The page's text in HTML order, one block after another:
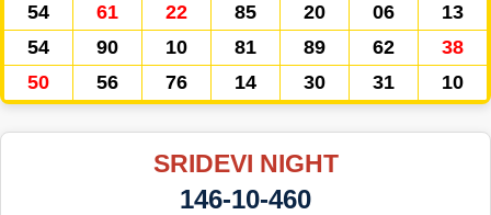
54
61 22 85 20 06
13
54
90 10 81 89 62
38
50
56 76 14 30 31 10
SRIDEVI NIGHT
146-10-460